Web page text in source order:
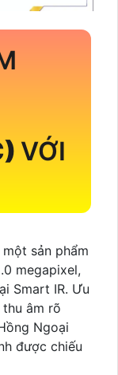
VỚI
một sản phẩm
megapixel,
Smart IR. Ưu
âm rõ
Ngoại
được chiếu